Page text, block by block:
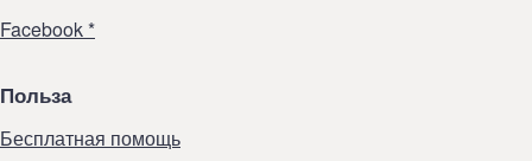
Facebook *
Польза
Бесплатная помощь